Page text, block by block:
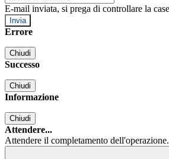
E-mail inviata, si prega di controllare la
Errore
Chiudi
Successo
Chiudi
Informazione
Chiudi
Attendere...
Attendere il completamento